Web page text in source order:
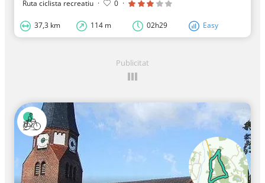
Ruta ciclista recreatiu · 0 ·
37,3 km 114 m 02h29 Easy
Publicitat